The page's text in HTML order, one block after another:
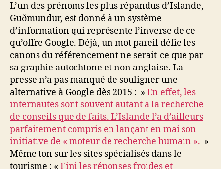
L’un des prénoms les plus répandus d’Islande,
Guðmundur, est donné à un système
d’information qui représente l’inverse de ce
qu’offre Google. Déjà, un mot pareil défie les
canons du référencement ne serait-ce que par
sa graphie autochtone et non anglaise. La
presse n’a pas manqué de souligner une
alternative à Google dès 2015 : » En effet, les ­
internautes sont souvent autant à la ­recherche
de conseils que de faits. L’Islande l’a d’ailleurs
parfaitement compris en lançant en mai son
initiative de « moteur de recherche humain ». »
Même ton sur les sites spécialisés dans le
tourisme : « Fini les réponses froides et